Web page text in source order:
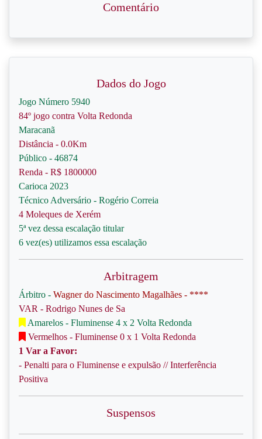
Comentário
Dados do Jogo
Jogo Número 5940
84º jogo contra Volta Redonda
Maracanã
Distância - 0.0Km
Público - 46874
Renda - R$ 1800000
Carioca 2023
Técnico Adversário - Rogério Correia
4 Moleques de Xerém
5ª vez dessa escalação titular
6 vez(es) utilizamos essa escalação
Arbitragem
Árbitro - Wagner do Nascimento Magalhães - ****
VAR - Rodrigo Nunes de Sa
Amarelos - Fluminense 4 x 2 Volta Redonda
Vermelhos - Fluminense 0 x 1 Volta Redonda
1 Var a Favor:
- Penalti para o Fluminense e expulsão // Interferência
Positiva
Suspensos